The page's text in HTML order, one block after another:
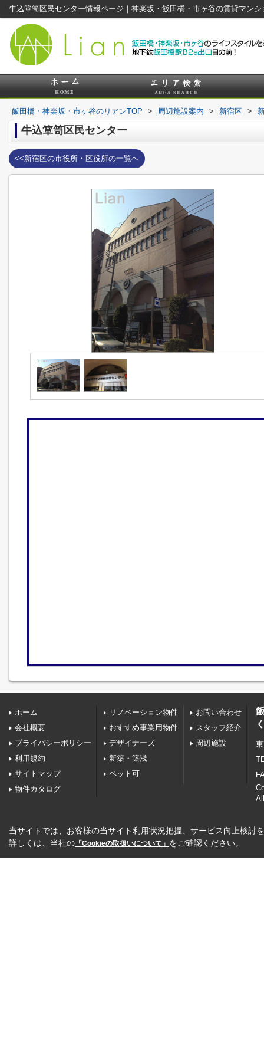
牛込箪笥区民センター情報ページ｜神楽坂・飯田橋・市ヶ谷の賃貸マンシ
飯田橋・神楽坂・市ヶ谷のリアンTOP > 周辺施設案内 > 新宿区 >
牛込箪笥区民センター
<<新宿区の市役所・区役所の一覧へ
ホーム
会社概要
プライバシーポリシー
利用規約
サイトマップ
物件カタログ
リノベーション物件
おすすめ事業用物件
デザイナーズ
新築・築浅
ペット可
お問い合わせ
スタッフ紹介
周辺施設
当サイトでは、お客様の当サイト利用状況把握、サービス向上検討
詳しくは、当社の 「Cookieの取扱いについて」 をご確認ください。